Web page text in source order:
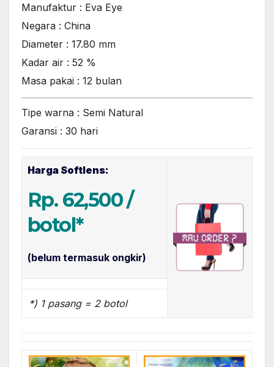
Manufaktur : Eva Eye
Negara : China
Diameter : 17.80 mm
Kadar air : 52 %
Masa pakai : 12 bulan
Tipe warna : Semi Natural
Garansi : 30 hari
Harga Softlens:
Rp. 62,500 /
botol*
(belum termasuk ongkir)
*) 1 pasang = 2 botol